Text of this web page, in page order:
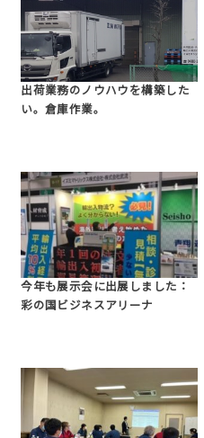
出荷業務のノウハウを構築した
い。倉庫作業。
今年も展示会に出展しました：
彩の国ビジネスアリーナ